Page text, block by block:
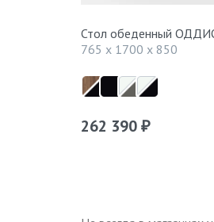
Стол обеденный
765 x 1700 x 850
262 390 ₽